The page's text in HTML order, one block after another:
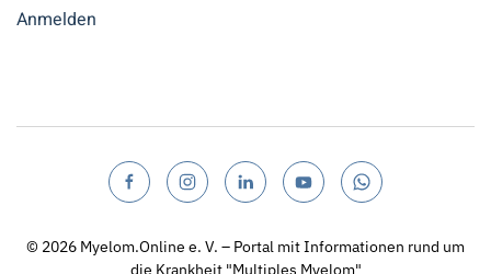
Anmelden
© 2026 Myelom.Online e. V. – Portal mit Informationen rund um
die Krankheit "Multiples Myelom"